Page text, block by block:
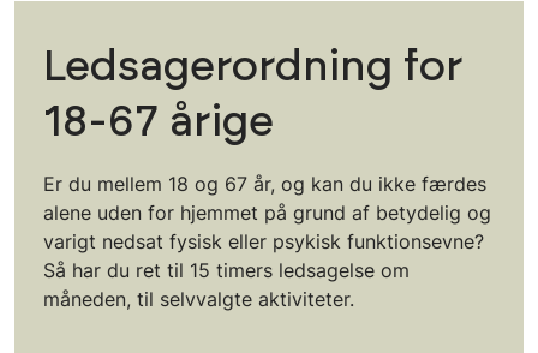
Ledsagerordning for
18-67 årige
Er du mellem 18 og 67 år, og kan du ikke færdes
alene uden for hjemmet på grund af betydelig og
varigt nedsat fysisk eller psykisk funktionsevne?
Så har du ret til 15 timers ledsagelse om
måneden, til selvvalgte aktiviteter.